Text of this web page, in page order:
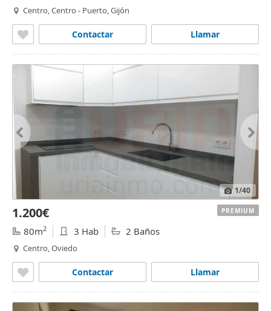
Centro, Centro - Puerto, Gijón
Llamar
Contactar
1/40
1.200€
80m2 3 Hab 2 Baños
Centro, Oviedo
Llamar
Contactar
PREMIUM